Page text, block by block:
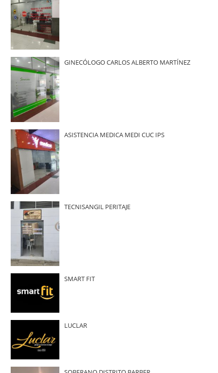
GINECÓLOGO CARLOS ALBERTO MARTÍNEZ
ASISTENCIA MEDICA MEDI CUC IPS
TECNISANGIL PERITAJE
SMART FIT
LUCLAR